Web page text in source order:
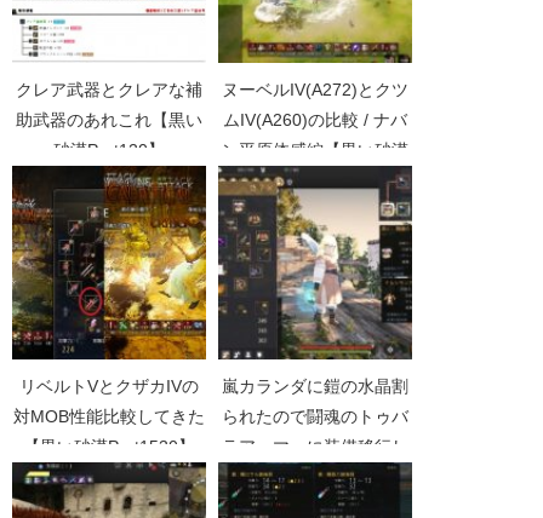
クレア武器とクレアな補
助武器のあれこれ【黒い
砂漠Part120】
ヌーベルIV(A272)とクツ
ムIV(A260)の比較 / ナバ
ン平原体感編【黒い砂漠
Part2063】
リベルトVとクザカIVの
対MOB性能比較してきた
【黒い砂漠Part1530】
嵐カランダに鎧の水晶割
られたので闘魂のトゥバ
ラアーマーに装備移行し
ました【黒い砂漠
Part3711】